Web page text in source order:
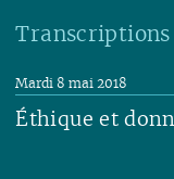
Transcriptions
Éthique et
Mardi 8 mai 2018